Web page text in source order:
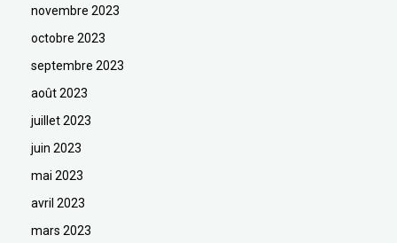
novembre 2023
octobre 2023
septembre 2023
août 2023
juillet 2023
juin 2023
mai 2023
avril 2023
mars 2023